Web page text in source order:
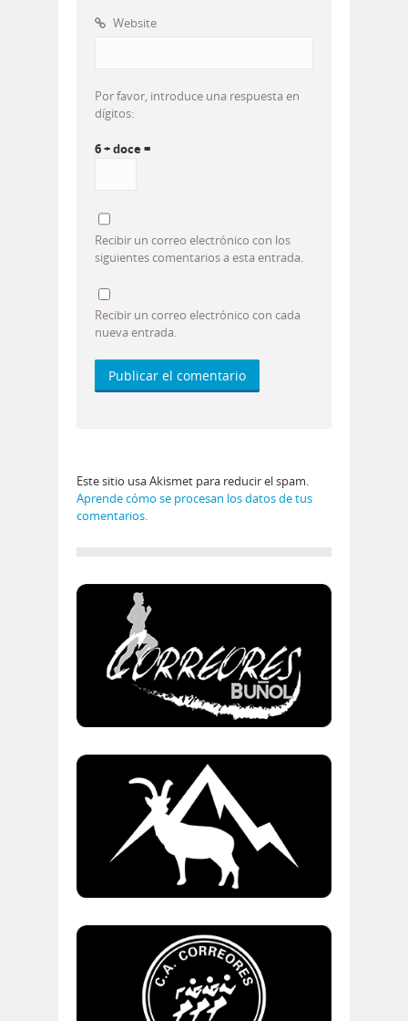
Website
Por favor, introduce una respuesta en
dígitos:
6 + doce =
Recibir un correo electrónico con los
siguientes comentarios a esta entrada.
Recibir un correo electrónico con cada
nueva entrada.
Este sitio usa Akismet para reducir el spam.
Aprende cómo se procesan los datos de tus
comentarios.